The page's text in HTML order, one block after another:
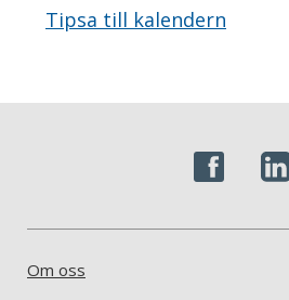
Tipsa till kalendern
Om oss